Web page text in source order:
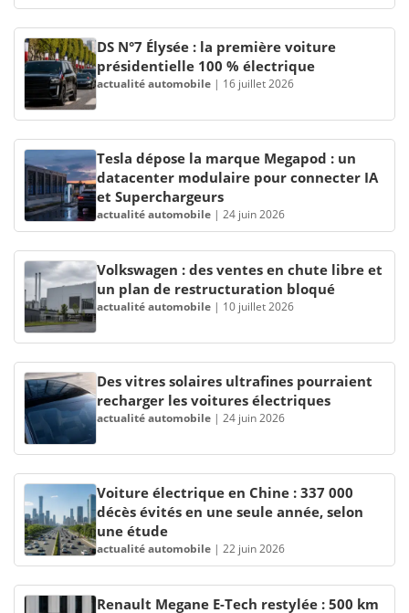
DS N°7 Élysée : la première voiture
présidentielle 100 % électrique
actualité automobile | 16 juillet 2026
Tesla dépose la marque Megapod : un
datacenter modulaire pour connecter IA
et Superchargeurs
actualité automobile | 24 juin 2026
Volkswagen : des ventes en chute libre et
un plan de restructuration bloqué
actualité automobile | 10 juillet 2026
Des vitres solaires ultrafines pourraient
recharger les voitures électriques
actualité automobile | 24 juin 2026
Voiture électrique en Chine : 337 000
décès évités en une seule année, selon
une étude
actualité automobile | 22 juin 2026
Renault Megane E-Tech restylée : 500 km